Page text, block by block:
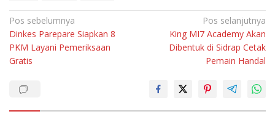
Navigasi
pos
Pos sebelumnya
Dinkes Parepare Siapkan 8
PKM Layani Pemeriksaan
Gratis
Pos selanjutnya
King MI7 Academy Akan
Dibentuk di Sidrap Cetak
Pemain Handal